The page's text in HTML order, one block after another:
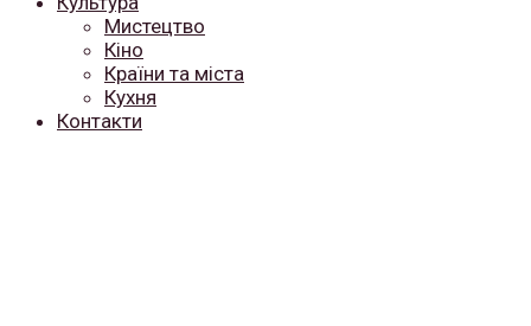
Мистецтво
Кіно
Країни та міста
Кухня
Контакти